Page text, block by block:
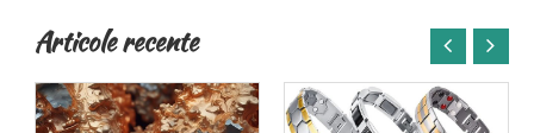
Articole recente